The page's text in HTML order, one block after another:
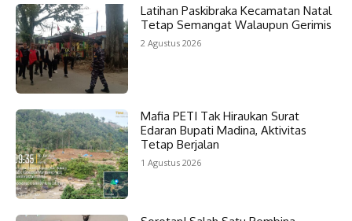
Latihan Paskibraka Kecamatan Natal
Tetap Semangat Walaupun Gerimis
2 Agustus 2026
Mafia PETI Tak Hiraukan Surat
Edaran Bupati Madina, Aktivitas
Tetap Berjalan
1 Agustus 2026